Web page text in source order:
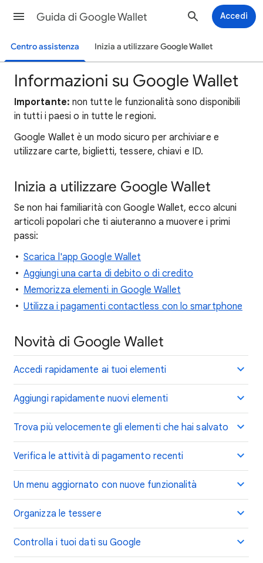
Guida di Google Wallet Accedi
Centro assistenza Inizia a utilizzare Google Wallet
Informazioni su Google Wallet
Importante: non tutte le funzionalità sono disponibili
in tutti i paesi o in tutte le regioni.
Google Wallet è un modo sicuro per archiviare e
utilizzare carte, biglietti, tessere, chiavi e ID.
Inizia a utilizzare Google Wallet
Se non hai familiarità con Google Wallet, ecco alcuni
articoli popolari che ti aiuteranno a muovere i primi
passi:
Scarica l'app Google Wallet
Aggiungi una carta di debito o di credito
Memorizza elementi in Google Wallet
Utilizza i pagamenti contactless con lo smartphone
Novità di Google Wallet
Accedi rapidamente ai tuoi elementi
Aggiungi rapidamente nuovi elementi
Trova più velocemente gli elementi che hai salvato
Verifica le attività di pagamento recenti
Un menu aggiornato con nuove funzionalità
Organizza le tessere
Controlla i tuoi dati su Google